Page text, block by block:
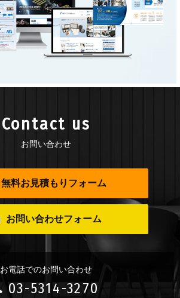
Contact us
お問い合わせ
無料お見積もりフォーム
お問い合わせフォーム
お電話でのお問い合わせ
03-5314-3270